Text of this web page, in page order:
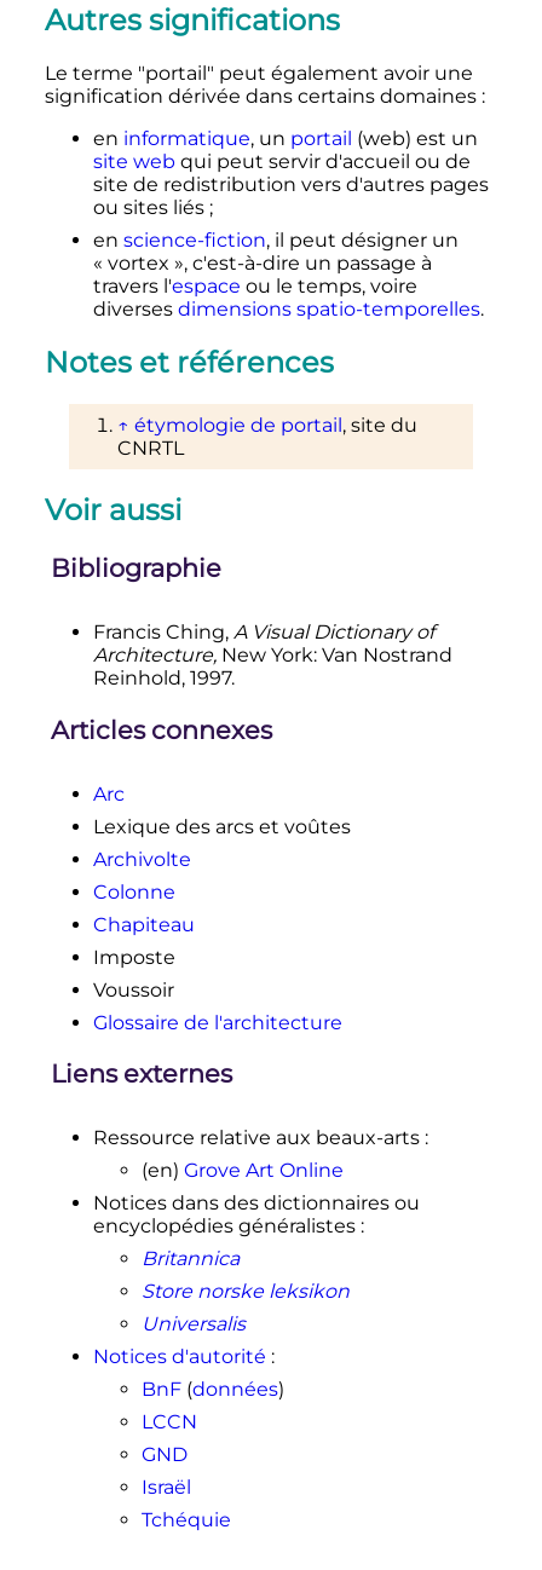
Autres significations
Le terme "portail" peut également avoir une
signification dérivée dans certains domaines :
en informatique, un portail (web) est un
site web qui peut servir d'accueil ou de
site de redistribution vers d'autres pages
ou sites liés ;
en science-fiction, il peut désigner un
« vortex », c'est-à-dire un passage à
travers l'espace ou le temps, voire
diverses dimensions spatio-temporelles.
Notes et références
↑ étymologie de portail, site du
CNRTL
Voir aussi
Bibliographie
Francis Ching, A Visual Dictionary of
Architecture,New York: Van Nostrand
Reinhold, 1997.
Articles connexes
Arc
Lexique des arcs et voûtes
Archivolte
Colonne
Chapiteau
Imposte
Voussoir
Glossaire de l'architecture
Liens externes
Ressource relative aux beaux-arts:
(en) Grove Art Online
Notices dans des dictionnaires ou
encyclopédies généralistes:
Britannica
Store norske leksikon
Universalis
Notices d'autorité :
BnF(données)
LCCN
GND
Israël
Tchéquie